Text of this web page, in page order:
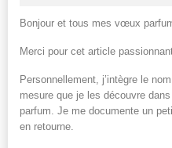
Bonjour et tous mes vœux
Merci pour cet article
Personnellement, j’intègre le
mesure que je les découvre
parfum. Je me documente un
en retourne.